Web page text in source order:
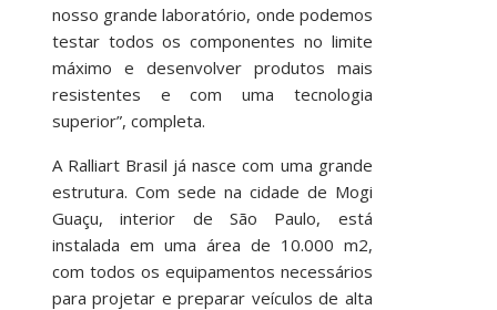
nosso grande laboratório, onde podemos
testar todos os componentes no limite
máximo e desenvolver produtos mais
resistentes e com uma tecnologia
superior”, completa.
A Ralliart Brasil já nasce com uma grande
estrutura. Com sede na cidade de Mogi
Guaçu, interior de São Paulo, está
instalada em uma área de 10.000 m2,
com todos os equipamentos necessários
para projetar e preparar veículos de alta